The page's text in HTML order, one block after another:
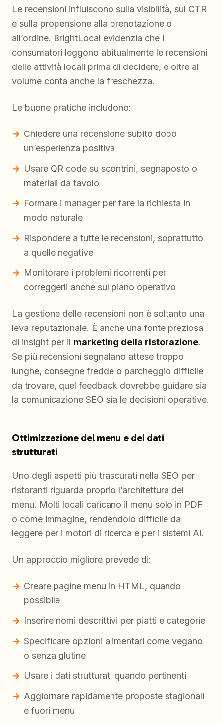
Le recensioni influiscono sulla visibilità, sul CTR
e sulla propensione alla prenotazione o
all’ordine. BrightLocal evidenzia che i
consumatori leggono abitualmente le recensioni
delle attività locali prima di decidere, e oltre al
volume conta anche la freschezza.
Le buone pratiche includono:
Chiedere una recensione subito dopo
un’esperienza positiva
Usare QR code su scontrini, segnaposto o
materiali da tavolo
Formare i manager per fare la richiesta in
modo naturale
Rispondere a tutte le recensioni, soprattutto
a quelle negative
Monitorare i problemi ricorrenti per
correggerli anche sul piano operativo
La gestione delle recensioni non è soltanto una
leva reputazionale. È anche una fonte preziosa
di insight per il marketing della ristorazione.
Se più recensioni segnalano attese troppo
lunghe, consegne fredde o parcheggio difficile
da trovare, quel feedback dovrebbe guidare sia
la comunicazione SEO sia le decisioni operative.
Ottimizzazione del menu e dei dati
strutturati
Uno degli aspetti più trascurati nella SEO per
ristoranti riguarda proprio l’architettura del
menu. Molti locali caricano il menu solo in PDF
o come immagine, rendendolo difficile da
leggere per i motori di ricerca e per i sistemi AI.
Un approccio migliore prevede di:
Creare pagine menu in HTML, quando
possibile
Inserire nomi descrittivi per piatti e categorie
Specificare opzioni alimentari come vegano
o senza glutine
Usare i dati strutturati quando pertinenti
Aggiornare rapidamente proposte stagionali
e fuori menu